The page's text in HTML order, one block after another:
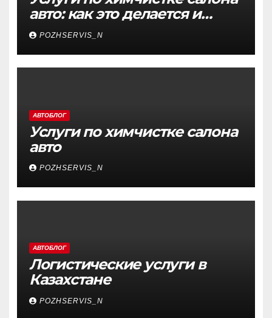
авто: как это делается и
почему это важно
POZHSERVIS_N
АВТОБЛОГ
Услуги по химчистке салона
авто
POZHSERVIS_N
АВТОБЛОГ
Логистические услуги в
Казахстане
POZHSERVIS_N